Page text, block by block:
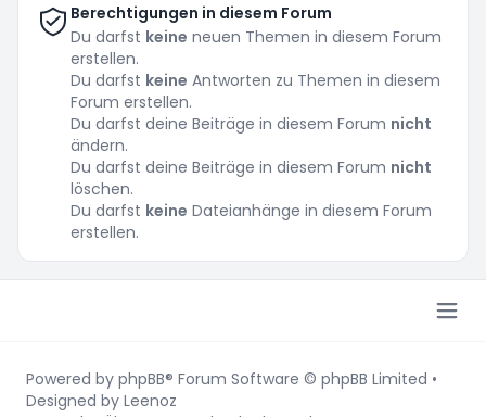
Berechtigungen in diesem Forum
Du darfst keine neuen Themen in diesem Forum
erstellen.
Du darfst keine Antworten zu Themen in diesem
Forum erstellen.
Du darfst deine Beiträge in diesem Forum nicht
ändern.
Du darfst deine Beiträge in diesem Forum nicht
löschen.
Du darfst keine Dateianhänge in diesem Forum
erstellen.
Powered by phpBB® Forum Software © phpBB Limited •
Designed by Leenoz